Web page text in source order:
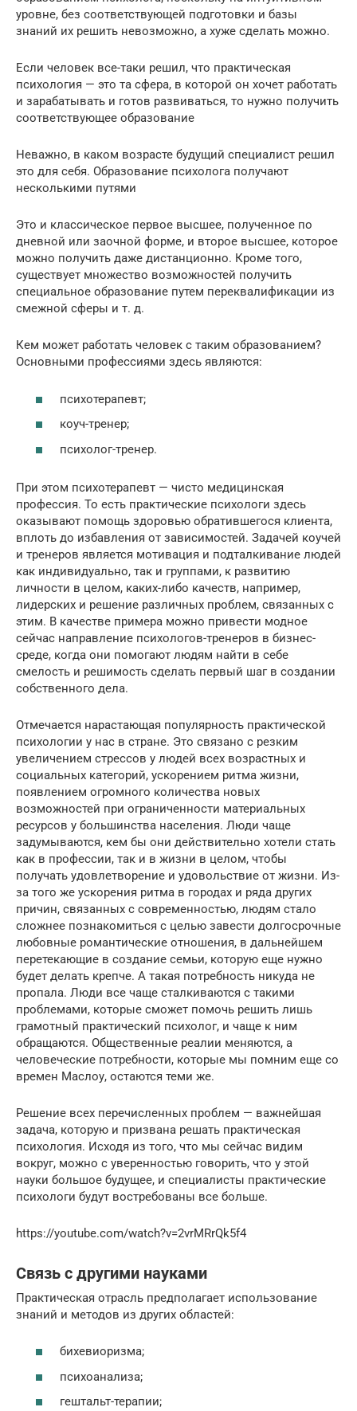
уровне, без соответствующей подготовки и базы
знаний их решить невозможно, а хуже сделать можно.
Если человек все-таки решил, что практическая
психология — это та сфера, в которой он хочет работать
и зарабатывать и готов развиваться, то нужно получить
соответствующее образование
Неважно, в каком возрасте будущий специалист решил
это для себя. Образование психолога получают
несколькими путями
Это и классическое первое высшее, полученное по
дневной или заочной форме, и второе высшее, которое
можно получить даже дистанционно. Кроме того,
существует множество возможностей получить
специальное образование путем переквалификации из
смежной сферы и т. д.
Кем может работать человек с таким образованием?
Основными профессиями здесь являются:
психотерапевт;
коуч-тренер;
психолог-тренер.
При этом психотерапевт — чисто медицинская
профессия. То есть практические психологи здесь
оказывают помощь здоровью обратившегося клиента,
вплоть до избавления от зависимостей. Задачей коучей
и тренеров является мотивация и подталкивание людей
как индивидуально, так и группами, к развитию
личности в целом, каких-либо качеств, например,
лидерских и решение различных проблем, связанных с
этим. В качестве примера можно привести модное
сейчас направление психологов-тренеров в бизнес-
среде, когда они помогают людям найти в себе
смелость и решимость сделать первый шаг в создании
собственного дела.
Отмечается нарастающая популярность практической
психологии у нас в стране. Это связано с резким
увеличением стрессов у людей всех возрастных и
социальных категорий, ускорением ритма жизни,
появлением огромного количества новых
возможностей при ограниченности материальных
ресурсов у большинства населения. Люди чаще
задумываются, кем бы они действительно хотели стать
как в профессии, так и в жизни в целом, чтобы
получать удовлетворение и удовольствие от жизни. Из-
за того же ускорения ритма в городах и ряда других
причин, связанных с современностью, людям стало
сложнее познакомиться с целью завести долгосрочные
любовные романтические отношения, в дальнейшем
перетекающие в создание семьи, которую еще нужно
будет делать крепче. А такая потребность никуда не
пропала. Люди все чаще сталкиваются с такими
проблемами, которые сможет помочь решить лишь
грамотный практический психолог, и чаще к ним
обращаются. Общественные реалии меняются, а
человеческие потребности, которые мы помним еще со
времен Маслоу, остаются теми же.
Решение всех перечисленных проблем — важнейшая
задача, которую и призвана решать практическая
психология. Исходя из того, что мы сейчас видим
вокруг, можно с уверенностью говорить, что у этой
науки большое будущее, и специалисты практические
психологи будут востребованы все больше.
https://youtube.com/watch?v=2vrMRrQk5f4
Связь с другими науками
Практическая отрасль предполагает использование
знаний и методов из других областей:
бихевиоризма;
психоанализа;
гештальт-терапии;